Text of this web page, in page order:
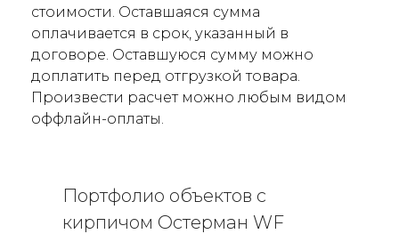
стоимости. Оставшаяся сумма
оплачивается в срок, указанный в
договоре. Оставшуюся сумму можно
доплатить перед отгрузкой товара.
Произвести расчет можно любым видом
оффлайн-оплаты.
Портфолио объектов с
кирпичом Остерман WF